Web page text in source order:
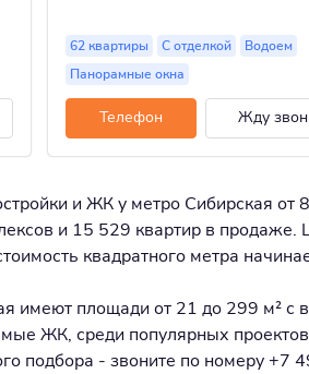
62 квартиры С отделкой
Водоем
Панорамные окна
Телефон Жду
и ЖК у метро Сибирская от
и 15 529 квартир в продаже.
квадратного метра
имеют площади от 21 до 299 м² с
ЖК, среди популярных
подбора - звоните по номеру